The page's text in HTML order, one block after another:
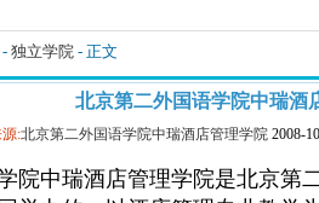
- 独立学院 - 正文
北京第二外国语学院中瑞酒
:北京第二外国语学院中瑞酒店管理学院 2008-
院中瑞酒店管理学院是北京第